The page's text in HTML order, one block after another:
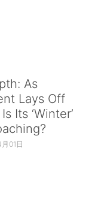
As
Lays Off
Its ‘Winter’
01日